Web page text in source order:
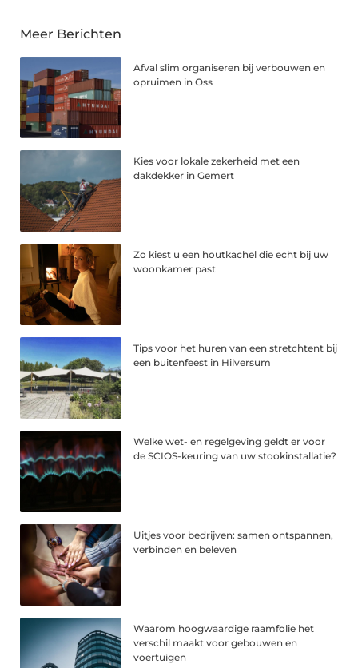
Meer Berichten
Afval slim organiseren bij verbouwen en
opruimen in Oss
Kies voor lokale zekerheid met een
dakdekker in Gemert
Zo kiest u een houtkachel die echt bij uw
woonkamer past
Tips voor het huren van een stretchtent bij
een buitenfeest in Hilversum
Welke wet- en regelgeving geldt er voor
de SCIOS-keuring van uw stookinstallatie?
Uitjes voor bedrijven: samen ontspannen,
verbinden en beleven
Waarom hoogwaardige raamfolie het
verschil maakt voor gebouwen en
voertuigen